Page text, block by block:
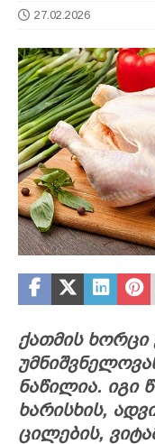
27.02.2026
ქათმის ხორცი
ნაწილია. იგი
ხარისხის,
ცილების,